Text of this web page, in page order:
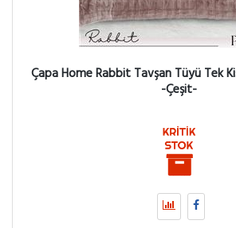
Çapa Home Rabbit Tavşan Tüyü Tek
-Çeşit-